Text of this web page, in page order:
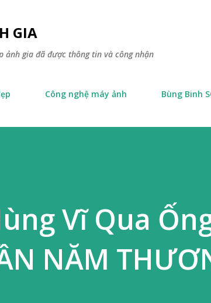
GIA
gia đã được thông tin và công nhận
Công nghệ máy ảnh Bùng Binh
Vĩ Qua
NĂM